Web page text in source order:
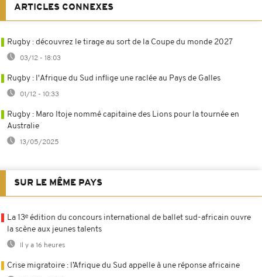
ARTICLES CONNEXES
Rugby : découvrez le tirage au sort de la Coupe du monde 2027
03/12 - 18:03
Rugby : l'Afrique du Sud inflige une raclée au Pays de Galles
01/12 - 10:33
Rugby : Maro Itoje nommé capitaine des Lions pour la tournée en
Australie
13/05/2025
SUR LE MÊME PAYS
La 13ᵉ édition du concours international de ballet sud-africain ouvre
la scène aux jeunes talents
Il y a 16 heures
Crise migratoire : l’Afrique du Sud appelle à une réponse africaine